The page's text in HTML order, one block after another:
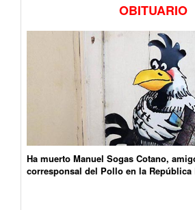
OBITUARIO
Ha muerto Manuel Sogas Cotano,
corresponsal del Pollo en la República